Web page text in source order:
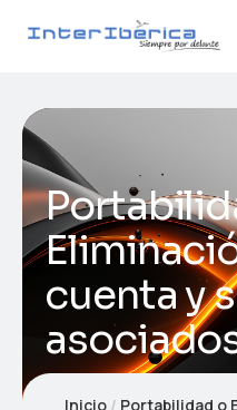
cuenta y
Inicio Portabilidad o Eliminación